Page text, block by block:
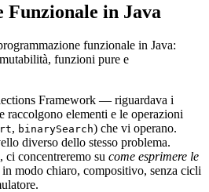
Funzionale in Java
funzionale in Java:
funzioni pure e
Framework — riguardava i
raccolgono elementi e le operazioni
, binarySearch) che vi operano.
diverso dello stesso problema.
, ci concentreremo su come esprimere le
modo chiaro, compositivo, senza cicli